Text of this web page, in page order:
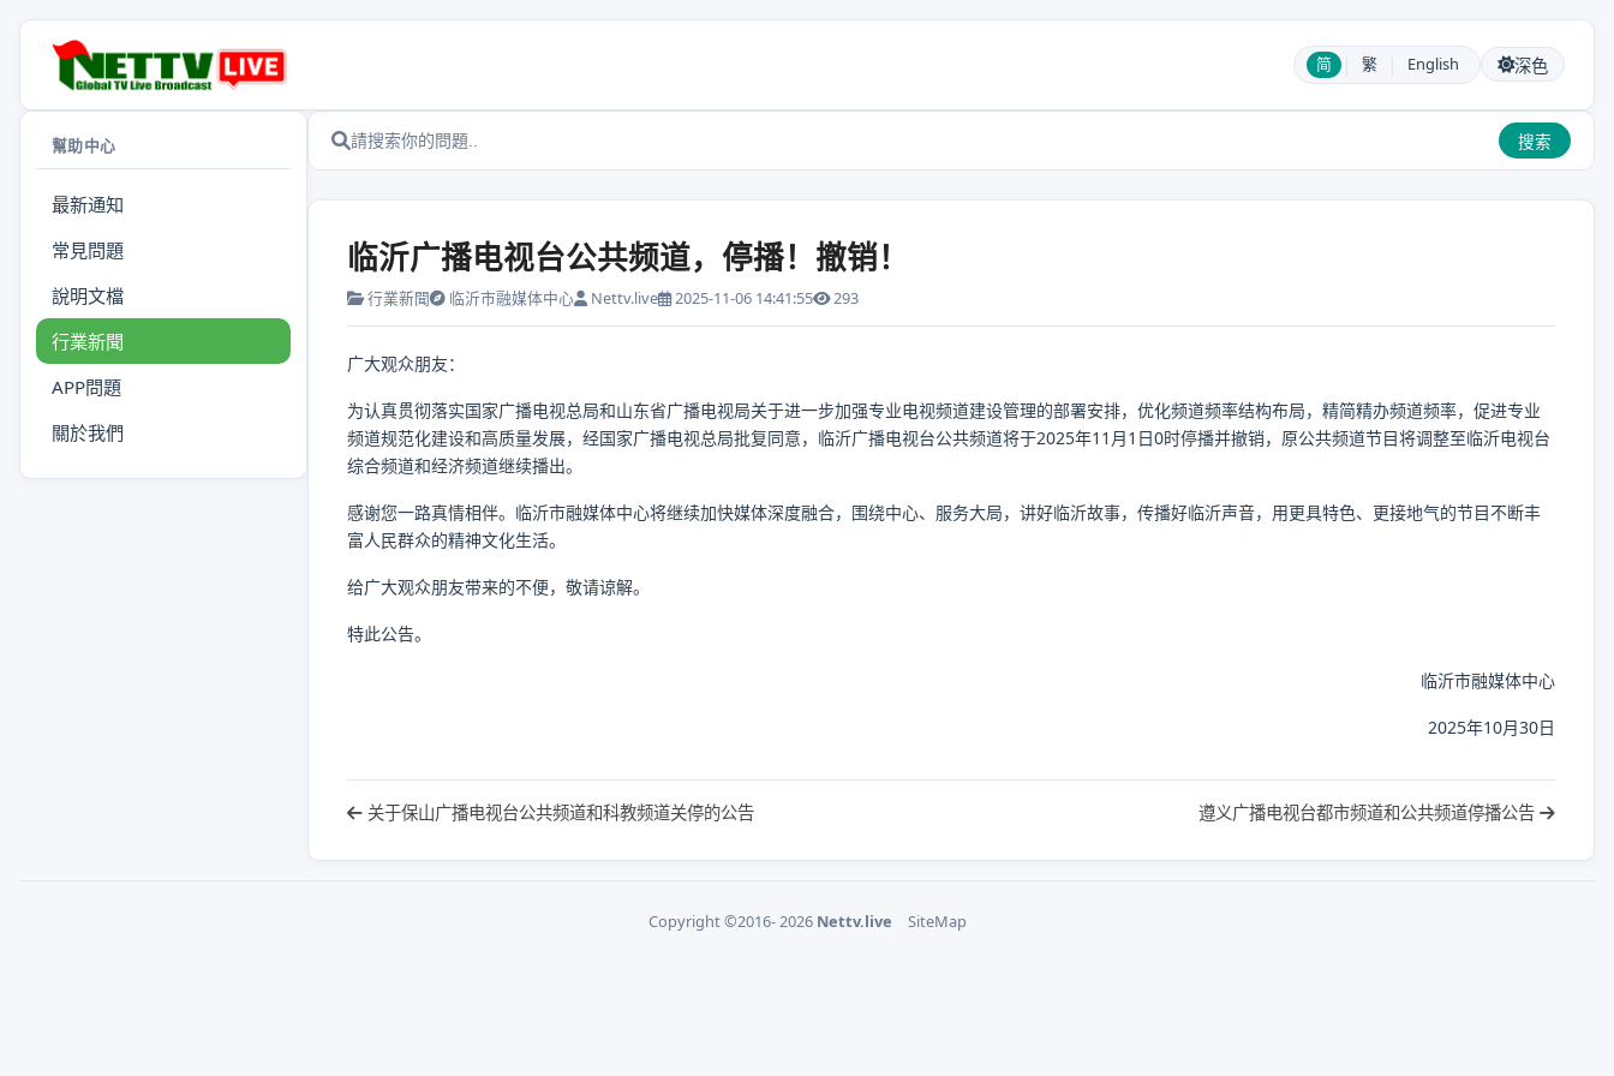
简 | 繁 English 深色
幫助中心
最新通知
常見問題
說明文檔
行業新聞
APP問題
關於我們
搜索
临沂广播电视台公共频道，停播！撤销！
行業新聞 临沂市融媒体中心 Nettv.live 2025-11-06 14:41:55 293
广大观众朋友：
为认真贯彻落实国家广播电视总局和山东省广播电视局关于进一步加强专业电视频道建设管理的部署安排，优化频道频率结构布局，精简精办频道频率，促进专业
频道规范化建设和高质量发展，经国家广播电视总局批复同意，临沂广播电视台公共频道将于2025年11月1日0时停播并撤销，原公共频道节目将调整至临沂电视台
综合频道和经济频道继续播出。
感谢您一路真情相伴。临沂市融媒体中心将继续加快媒体深度融合，围绕中心、服务大局，讲好临沂故事，传播好临沂声音，用更具特色、更接地气的节目不断丰
富人民群众的精神文化生活。
给广大观众朋友带来的不便，敬请谅解。
特此公告。
临沂市融媒体中心
2025年10月30日
关于保山广播电视台公共频道和科教频道关停的公告 遵义广播电视台都市频道和公共频道停播公告
Copyright ©2016- 2026 Nettv.live SiteMap